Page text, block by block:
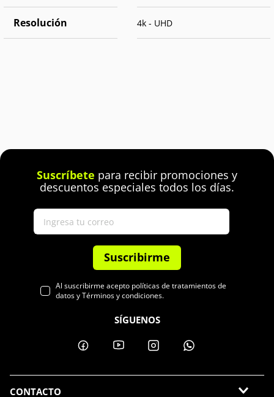
Resolución 4k - UHD
Suscríbete para recibir promociones y
descuentos especiales todos los días.
Suscribirme
Al suscribirme acepto políticas de tratamientos de
datos y Términos y condiciones.
SÍGUENOS
CONTACTO